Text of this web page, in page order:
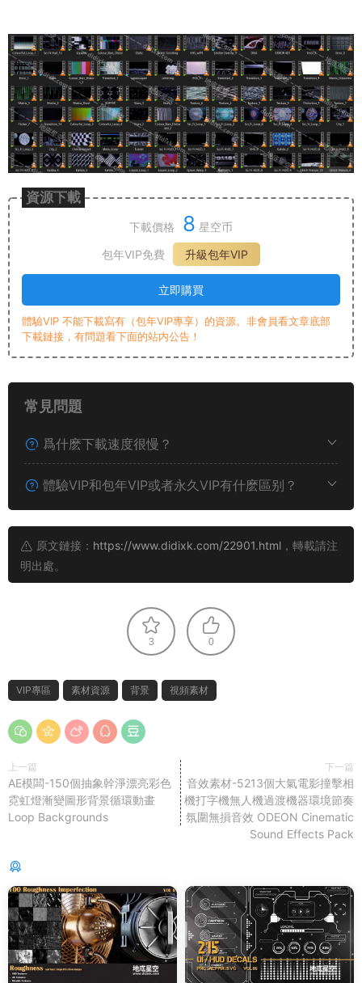
資源下載
下載價格 8 星空币
包年VIP免費
升級包年VIP
立即購買
體驗VIP 不能下載寫有（包年VIP專享）的資源。非會員看文章底部
下載鏈接，有問題看下面的站内公告！
常見問題
爲什麽下載速度很慢？
體驗VIP和包年VIP或者永久VIP有什麽區别？
原文鏈接： https://www.didixk.com/22901.html ，轉載請注
明出處。
3 0
VIP專區 素材資源 背景 視頻素材
上一篇
AE模闆-150個抽象幹淨漂亮彩色
霓虹燈漸變圖形背景循環動畫
Loop Backgrounds
下一篇
音效素材-5213個大氣電影撞擊相
機打字機無人機過渡機器環境節奏
氛圍無損音效 ODEON Cinematic
Sound Effects Pack